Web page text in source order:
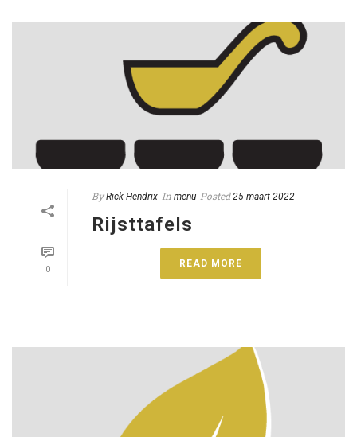
0
By Rick Hendrix In menu Posted 25 maart 2022
Rijsttafels
READ MORE